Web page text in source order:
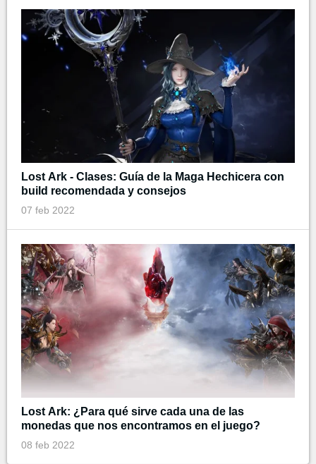
Lost Ark - Clases: Guía de la Maga Hechicera con
build recomendada y consejos
07 feb 2022
Lost Ark: ¿Para qué sirve cada una de las
monedas que nos encontramos en el juego?
08 feb 2022